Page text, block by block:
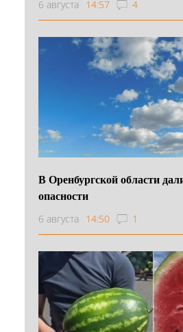
6 августа 14:57 4
В Оренбургской области
опасности
6 августа 14:50 1